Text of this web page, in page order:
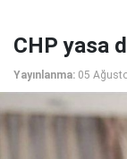
CHP yasa
Yayınlanma: 05